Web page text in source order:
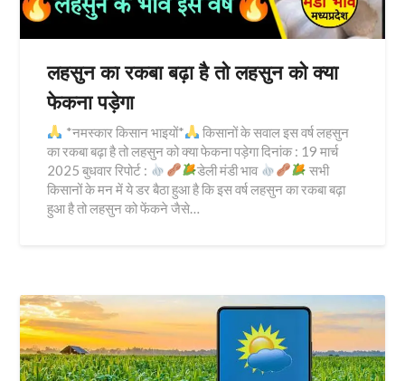
लहसुन का रकबा बढ़ा है तो लहसुन को क्या
फेकना पड़ेगा
*नमस्कार किसान भाइयों*
किसानों के सवाल इस वर्ष लहसुन
का रकबा बढ़ा है तो लहसुन को क्या फेकना पड़ेगा दिनांक : 19 मार्च
2025 बुधवार रिपोर्ट :
डेली मंडी भाव
सभी
किसानों के मन में ये डर बैठा हुआ है कि इस वर्ष लहसुन का रकबा बढ़ा
हुआ है तो लहसुन को फेंकने जैसे…